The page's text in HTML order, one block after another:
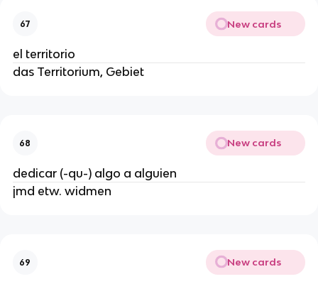
67 New cards
el territorio
das Territorium, Gebiet
68 New cards
dedicar (-qu-) algo a alguien
jmd etw. widmen
69 New cards